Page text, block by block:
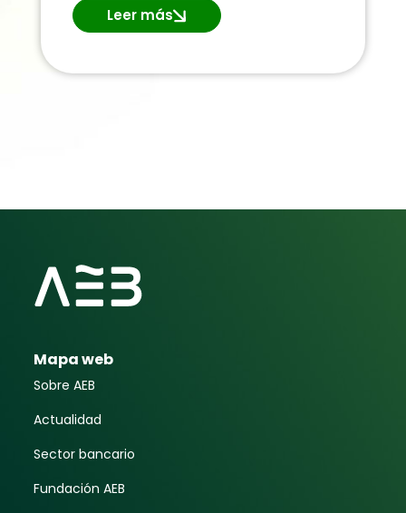
Leer más
Mapa web
Sobre AEB
Actualidad
Sector bancario
Fundación AEB